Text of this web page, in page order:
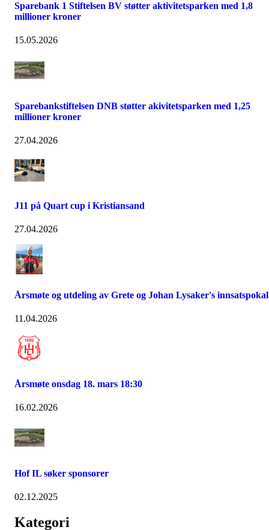
Sparebank 1 Stiftelsen BV støtter aktivitetsparken med 1,8
millioner kroner
15.05.2026
Sparebankstiftelsen DNB støtter akivitetsparken med 1,25
millioner kroner
27.04.2026
J11 på Quart cup i Kristiansand
27.04.2026
Årsmøte og utdeling av Grete og Johan Lysaker's innsatspokal
11.04.2026
Årsmøte onsdag 18. mars 18:30
16.02.2026
Hof IL søker sponsorer
02.12.2025
Kategori